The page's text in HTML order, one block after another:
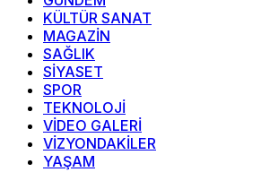
KÜLTÜR SANAT
MAGAZİN
SAĞLIK
SİYASET
SPOR
TEKNOLOJİ
VİDEO GALERİ
VİZYONDAKİLER
YAŞAM